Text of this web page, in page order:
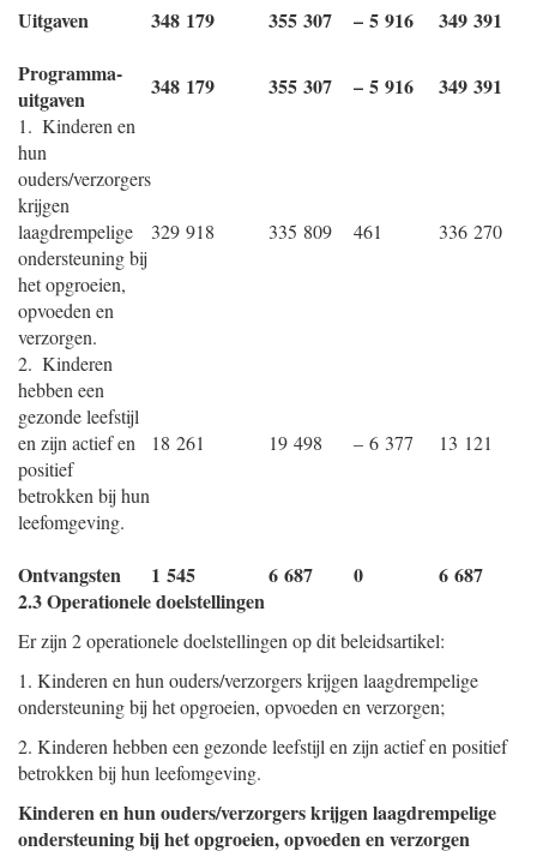
Uitgaven 348 179 355 307 – 5 916
349 391
Programma-
uitgaven
348 179 355 307 – 5 916 349 391
1. Kinderen en
hun
ouders/verzorgers
krijgen
laagdrempelige
ondersteuning bij
het opgroeien,
opvoeden en
verzorgen.
329 918 335 809 461 336 270
2. Kinderen
hebben een
gezonde leefstijl
en zijn actief en
positief
betrokken bij hun
leefomgeving.
18 261 19 498 – 6 377 13 121
Ontvangsten 1 545 6 687 0
6 687
2.3 Operationele doelstellingen
Er zijn 2 operationele doelstellingen op dit beleidsartikel:
1. Kinderen en hun ouders/verzorgers krijgen laagdrempelige
ondersteuning bij het opgroeien, opvoeden en verzorgen;
2. Kinderen hebben een gezonde leefstijl en zijn actief en positief
betrokken bij hun leefomgeving.
Kinderen en hun ouders/verzorgers krijgen laagdrempelige
ondersteuning bij het opgroeien, opvoeden en verzorgen